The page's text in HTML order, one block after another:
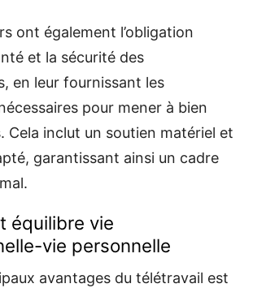
ont également l’obligation
et la sécurité des
en leur fournissant les
pour mener à bien
Cela inclut un soutien matériel et
garantissant ainsi un cadre
équilibre vie
vie personnelle
avantages du télétravail est